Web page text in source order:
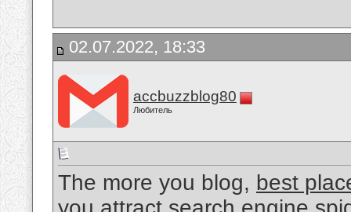
02.07.2022, 18:33
accbuzzblog80
Любитель
The more you blog, best